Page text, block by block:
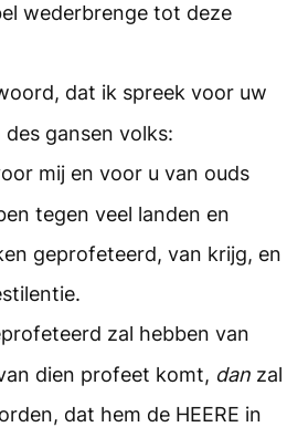
wederbrenge tot deze
dat ik spreek voor uw
gansen volks:
mij en voor u van ouds
tegen veel landen en
geprofeteerd, van krijg, en
zal hebben van
dien profeet komt, dan zal
dat hem de HEERE in